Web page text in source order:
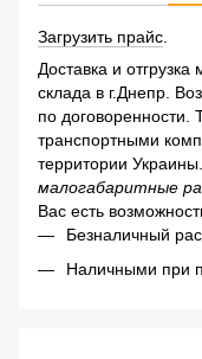
Загрузить прайс
Доставка и
склада в г.Днепр.
по договоренности.
транспортными
территории
малогабаритные
Вас есть
Безналичный
Наличными при